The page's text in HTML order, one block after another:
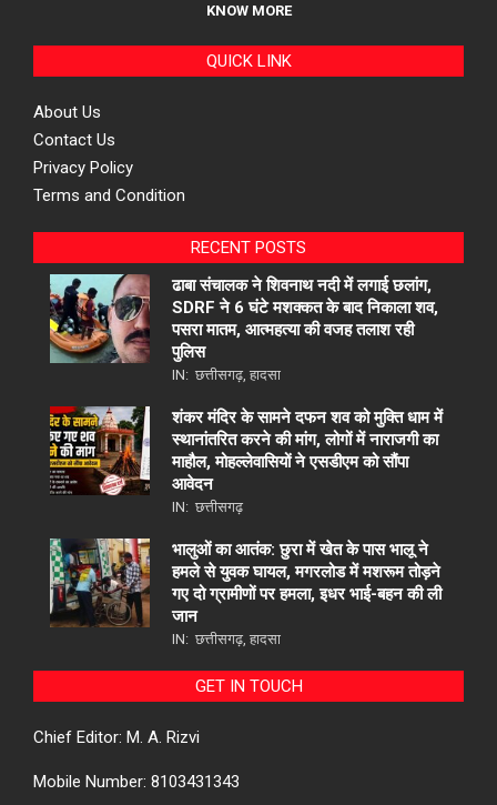
KNOW MORE
QUICK LINK
About Us
Contact Us
Privacy Policy
Terms and Condition
RECENT POSTS
ढाबा संचालक ने शिवनाथ नदी में लगाई छलांग,
SDRF ने 6 घंटे मशक्कत के बाद निकाला शव,
पसरा मातम, आत्महत्या की वजह तलाश रही
पुलिस
IN: छत्तीसगढ़ हादसा
शंकर मंदिर के सामने दफन शव को मुक्ति धाम में
स्थानांतरित करने की मांग, लोगों में नाराजगी का
माहौल, मोहल्लेवासियों ने एसडीएम को सौंपा
आवेदन
IN: छत्तीसगढ़
भालुओं का आतंक: छुरा में खेत के पास भालू ने
हमले से युवक घायल, मगरलोड में मशरूम तोड़ने
गए दो ग्रामीणों पर हमला, इधर भाई-बहन की ली
जान
IN: छत्तीसगढ़ हादसा
GET IN TOUCH
Chief Editor: M. A. Rizvi
Mobile Number: 8103431343